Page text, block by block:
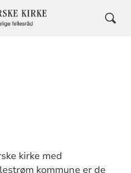
kirke med
kommune er de